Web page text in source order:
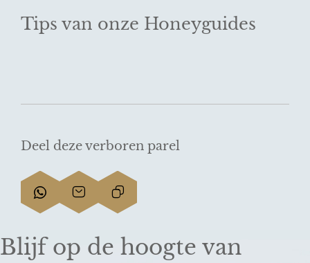
Tips van onze Honeyguides
Deel deze verboren parel
D
e
l
D
e
l
L
i
Blijf op de hoogte van